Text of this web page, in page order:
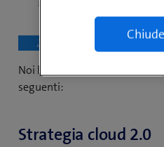
Noi lavoriamo in diversi
seguenti:
Strategia cloud 2.0